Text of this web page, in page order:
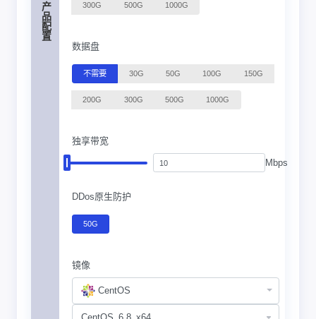
产品配置 300G 500G 1000G
数据盘
不需要 30G 50G 100G 150G
200G 300G 500G 1000G
独享带宽
Mbps
DDos原生防护
50G
镜像
CentOS